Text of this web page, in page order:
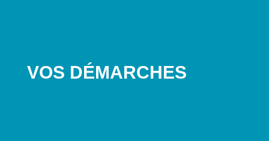
VOS DÉMARCHES